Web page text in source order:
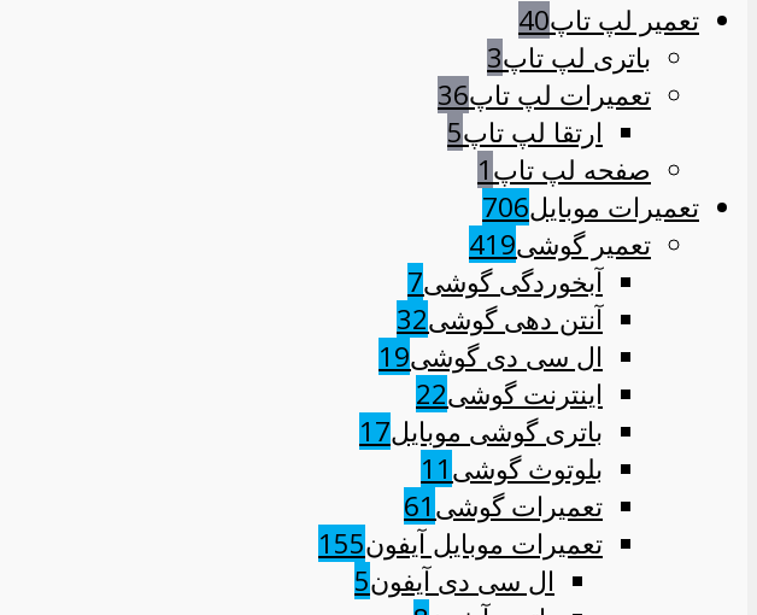
تعمیر لپ تاپ40
باتری لپ تاپ3
تعمیرات لپ تاپ36
ارتقا لپ تاپ5
صفحه لپ تاپ1
تعمیرات موبایل706
تعمیر گوشی419
آبخوردگی گوشی7
آنتن دهی گوشی32
ال سی دی گوشی19
اینترنت گوشی22
باتری گوشی موبایل17
بلوتوث گوشی11
تعمیرات گوشی61
تعمیرات موبایل آیفون155
ال سی دی آیفون5